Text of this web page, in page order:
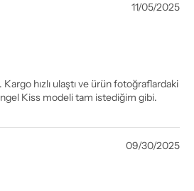
11/05/2025
hızlı ulaştı ve ürün fotoğraflardaki
Kiss modeli tam istediğim gibi.
09/30/2025